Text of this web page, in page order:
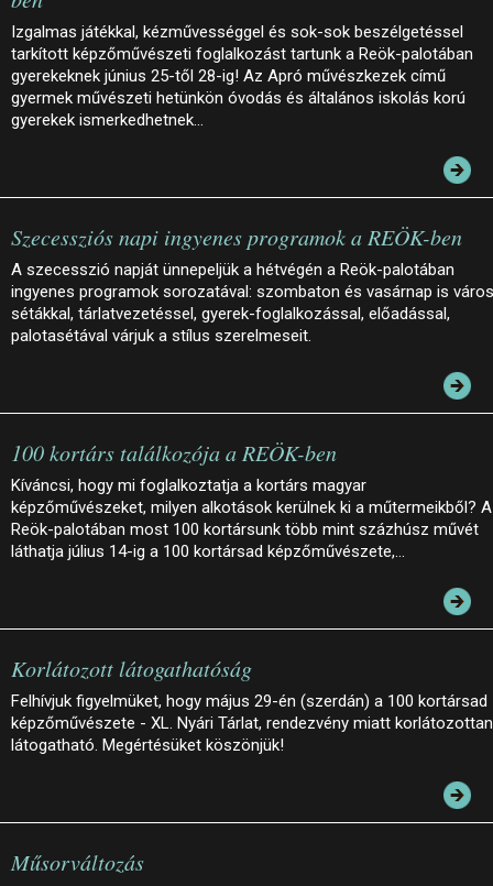
Izgalmas játékkal, kézművességgel és sok-sok beszélgetéssel
tarkított képzőművészeti foglalkozást tartunk a Reök-palotában
gyerekeknek június 25-től 28-ig! Az Apró művészkezek című
gyermek művészeti hetünkön óvodás és általános iskolás korú
gyerekek ismerkedhetnek…
Szecessziós napi ingyenes programok a REÖK-ben
A szecesszió napját ünnepeljük a hétvégén a Reök-palotában
ingyenes programok sorozatával: szombaton és vasárnap is
sétákkal, tárlatvezetéssel, gyerek-foglalkozással, előadással,
palotasétával várjuk a stílus szerelmeseit.
100 kortárs találkozója a REÖK-ben
Kíváncsi, hogy mi foglalkoztatja a kortárs magyar
képzőművészeket, milyen alkotások kerülnek ki a műtermeikből? A
Reök-palotában most 100 kortársunk több mint százhúsz művét
láthatja július 14-ig a 100 kortársad képzőművészete,…
Korlátozott látogathatóság
Felhívjuk figyelmüket, hogy május 29-én (szerdán) a 100 kortársad
képzőművészete - XL. Nyári Tárlat, rendezvény miatt korlátozottan
látogatható. Megértésüket köszönjük!
Műsorváltozás